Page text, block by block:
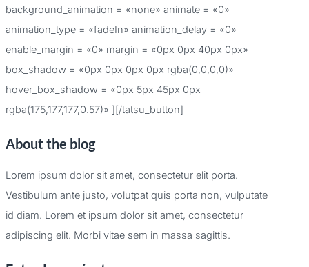
background_animation = «none» animate = «0»
animation_type = «fadeIn» animation_delay = «0»
enable_margin = «0» margin = «0px 0px 40px 0px»
box_shadow = «0px 0px 0px 0px rgba(0,0,0,0)»
hover_box_shadow = «0px 5px 45px 0px
rgba(175,177,177,0.57)» ][/tatsu_button]
About the blog
Lorem ipsum dolor sit amet, consectetur elit porta.
Vestibulum ante justo, volutpat quis porta non, vulputate
id diam. Lorem et ipsum dolor sit amet, consectetur
adipiscing elit. Morbi vitae sem in massa sagittis.